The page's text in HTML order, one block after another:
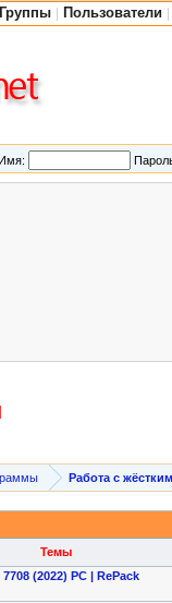
Группы Пользователи
Работа с
Темы
(2022) PC | RePack